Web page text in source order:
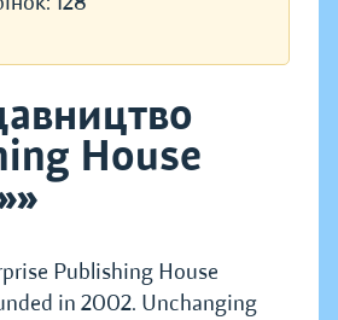
House
Publishing House
in 2002. Unchanging